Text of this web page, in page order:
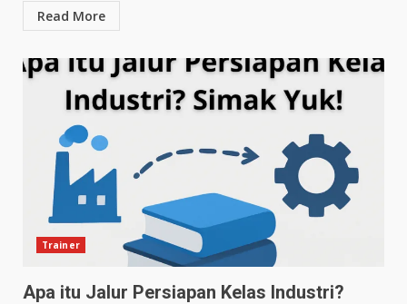
Read More
Trainer
Apa itu Jalur Persiapan Kelas Industri?